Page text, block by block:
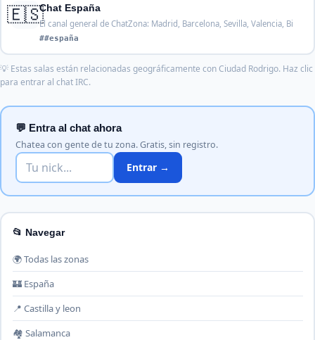
🇪🇸Chat España
El canal general de ChatZona: Madrid, Barcelona, Sevilla, Valencia, Bi
##españa
💡 Estas salas están relacionadas geográficamente con Ciudad Rodrigo. Haz clic
para entrar al chat IRC.
💬 Entra al chat ahora
Chatea con gente de tu zona. Gratis, sin registro.
Entrar →
📂 Navegar
🌍 Todas las zonas
🏰 España
📍 Castilla y leon
🏘️ Salamanca